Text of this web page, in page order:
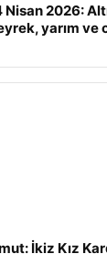
Nisan 2026:
yarım ve
İkiz Kız